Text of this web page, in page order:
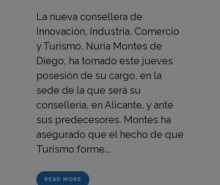
La nueva consellera de
Innovación, Industria, Comercio
y Turismo, Nuria Montes de
Diego, ha tomado este jueves
posesión de su cargo, en la
sede de la que será su
conselleria, en Alicante, y ante
sus predecesores. Montes ha
asegurado que el hecho de que
Turismo forme...
READ MORE